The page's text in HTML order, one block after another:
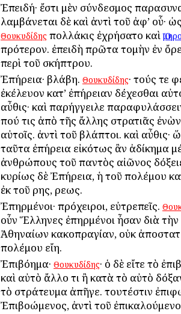
Ἐπειδή· ἔστι μὲν σύνδεσμος
λαμβάνεται δὲ καὶ ἀντὶ τοῦ ἀφ’ οὗ·
Θουκυδίδης πολλάκις ἐχρήσατο καὶ
πρότερον. ἐπειδὴ πρῶτα τομὴν ἐν
περὶ τοῦ σκήπτρου.
Ἐπήρεια· βλάβη. Θουκυδίδης· τούς τε
ἐκέλευον κατ’ ἐπήρειαν δέχεσθαι
αὖθις· καὶ παρήγγειλε
πού τις ἀπὸ τῆς ἄλλης στρατιᾶς
αὐτοῖς. ἀντὶ τοῦ βλάπτοι. καὶ αὖθις·
ταῦτα ἐπήρεια εἰκότως ἂν ἀδίκημα
ἀνθρώπους τοῦ παντὸς αἰῶνος
κυρίως δὲ Ἐπήρεια, ἡ τοῦ πολέμου
ἐκ τοῦ Ἄρης, Ἄρεως.
Ἐπηρμένοι· πρόχειροι, εὐτρεπεῖς.
οὖν Ἕλληνες ἐπηρμένοι ἦσαν διὰ
Ἀθηναίων κακοπραγίαν, οὐκ
πολέμου εἴη.
Ἐπιβόημα· Θουκυδίδης· ὁ δὲ εἴτε τὸ
καὶ αὐτὸ ἄλλο τι ἢ κατὰ τὸ αὐτὸ
τὸ στράτευμα ἀπῆγε. τουτέστιν
Ἐπιβοώμενος, ἀντὶ τοῦ